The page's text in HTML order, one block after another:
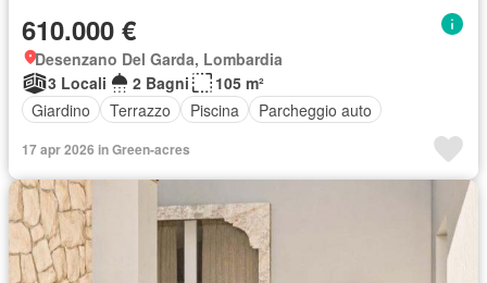
610.000 €
Desenzano Del Garda, Lombardia
3 Locali
2 Bagni
105 m²
Giardino
Terrazzo Piscina Parcheggio auto
17 apr 2026 in Green-acres